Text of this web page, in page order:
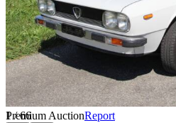
1/66
Premium AuctionReport